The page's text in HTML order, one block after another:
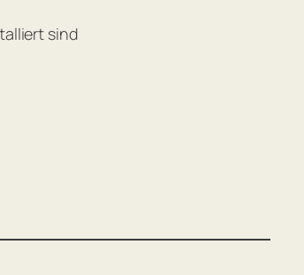
sind